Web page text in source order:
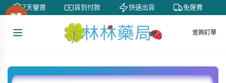
7天鑒賞 貨到付款 快速出貨 免運費
查詢訂單
熱賣